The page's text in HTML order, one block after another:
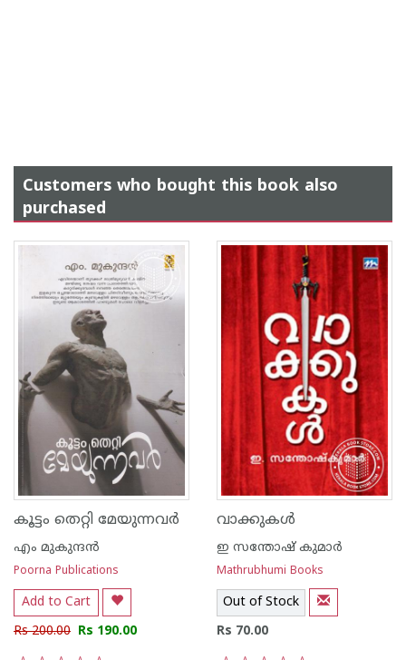
Customers who bought this book also
purchased
കൂട്ടം തെറ്റി മേയുന്നവര്‍
എം മുകുന്ദ‌ന്‍
Poorna Publications
Add to Cart
Rs 200.00 Rs 190.00
വാക്കുകള്‍
ഇ സന്തോഷ് കുമാര്‍
Mathrubhumi Books
Out of Stock
Rs 70.00